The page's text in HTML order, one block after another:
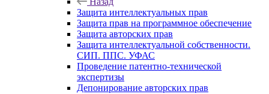
Защита интеллектуальных прав
Защита прав на программное обеспечение
Защита авторских прав
Защита интеллектуальной собственности.
СИП. ППС. УФАС
Проведение патентно-технической
экспертизы
Депонирование авторских прав